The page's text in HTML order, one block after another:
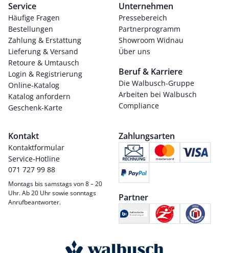
Service
Häufige Fragen
Bestellungen
Zahlung & Erstattung
Lieferung & Versand
Retoure & Umtausch
Login & Registrierung
Online-Katalog
Katalog anfordern
Geschenk-Karte
Unternehmen
Pressebereich
Partnerprogramm
Showroom Widnau
Über uns
Beruf & Karriere
Die Walbusch-Gruppe
Arbeiten bei Walbusch
Compliance
Kontakt
Kontaktformular
Service-Hotline
071 727 99 88
Montags bis samstags von 8 – 20
Uhr. Ab 20 Uhr sowie sonntags
Anrufbeantworter.
Zahlungsarten
Partner